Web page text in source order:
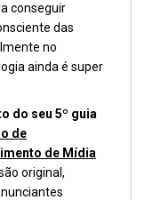
conseguir
das
no
ainda é super
do seu 5º guia
de
de Mídia
original,